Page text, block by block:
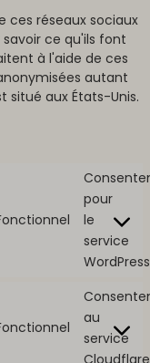
ces réseaux sociaux
ce qu'ils font
à l'aide de ces
autant
situé aux États-Unis.
pour
le
service
WordPress
au
service
Cloudflare